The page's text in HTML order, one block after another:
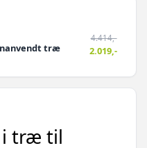
i træ til
træ
4.414,-
2.019,-